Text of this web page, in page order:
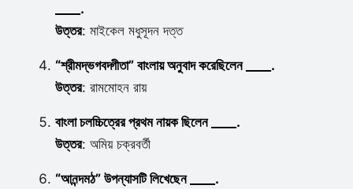
____.
উত্তর: মাইকেল মধুসূদন দত্ত
“শ্রীমদ্ভগবদ্গীতা” বাংলায় অনুবাদ করেছিলেন ____.
উত্তর: রামমোহন রায়
বাংলা চলচ্চিত্রের প্রথম নায়ক ছিলেন ____.
উত্তর: অমিয় চক্রবর্তী
“আনন্দমঠ” উপন্যাসটি লিখেছেন ____.